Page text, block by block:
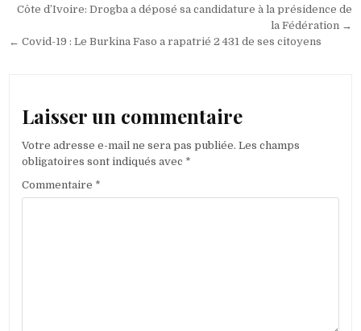
Navigation
de
Côte d’Ivoire: Drogba a déposé sa candidature à la présidence de
la Fédération →
← Covid-19 : Le Burkina Faso a rapatrié 2 431 de ses citoyens
Laisser un commentaire
Votre adresse e-mail ne sera pas publiée. Les champs
obligatoires sont indiqués avec *
Commentaire *